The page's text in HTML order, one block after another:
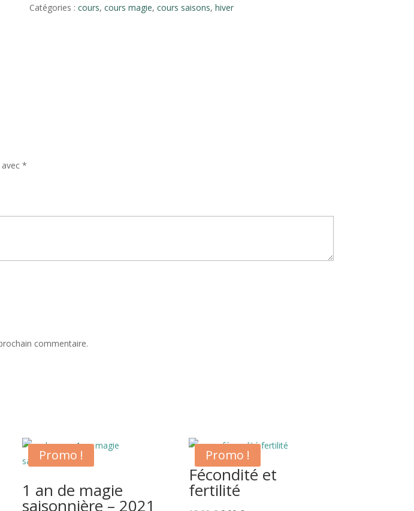
Catégories : cours, cours magie, cours saisons, hiver
avec*
commentaire.
Promo !
1 an de magie
saisonnière – 2021
Promo !
Fécondité et
fertilité